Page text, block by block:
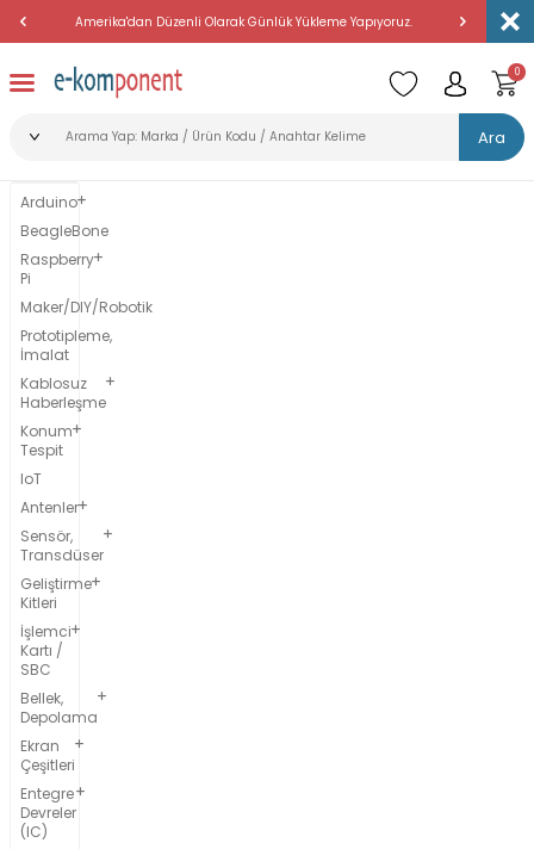
Amerika'dan Düzenli Olarak Günlük Yükleme Yapıyoruz. 2500
Ara
0
Arduino
BeagleBone
Raspberry
Pi
Maker/DIY/Robotik
Prototipleme,
İmalat
Kablosuz
Haberleşme
Konum
Tespit
IoT
Antenler
Sensör,
Transdüser
Geliştirme
Kitleri
İşlemci
Kartı /
SBC
Bellek,
Depolama
Ekran
Çeşitleri
Entegre
Devreler
(IC)